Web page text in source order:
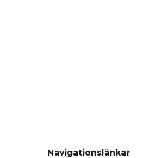
Navigationslänkar